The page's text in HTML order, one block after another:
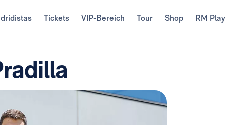
Tickets VIP-Bereich Tour Shop RM Play